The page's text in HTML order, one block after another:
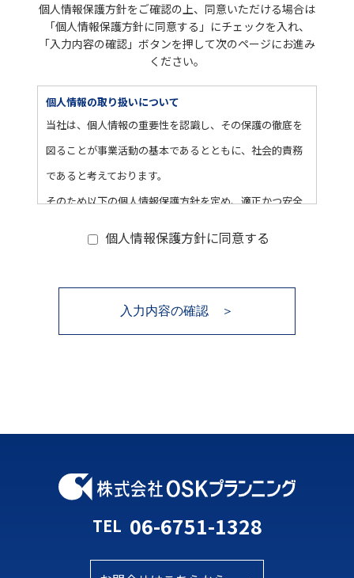
個人情報保護方針をご確認の上、同意いただける場合は
「個人情報保護方針に同意する」にチェックを入れ、
「入力内容の確認」ボタンを押して次のページにお進み
ください。
個人情報の取り扱いについて
当社は、個人情報の重要性を認識し、その保護の徹底を
図ることが事業活動の基本であるとともに、社会的責務
であると考えております。
そのため以下の個人情報保護方針を定め、適正かつ安全
月日、性別、電話番号、電子メールアドレス、職業、勤
提供によるものであり、お客様が個人情報を提供された
場合は、当社が本方針に則って個人情報を利用すること
をお客様が許諾したものとします。
個人情報保護方針に同意する
入力内容の確認 ＞
TEL 06-6751-1328